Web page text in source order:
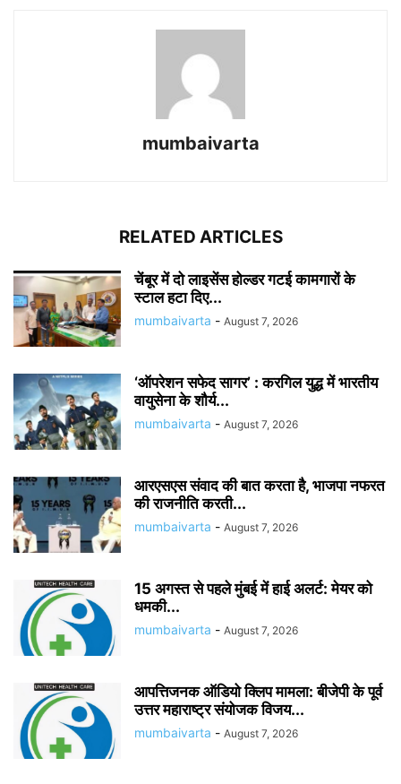
mumbaivarta
RELATED ARTICLES
चेंबूर में दो लाइसेंस होल्डर गटई कामगारों के
स्टाल हटा दिए...
mumbaivarta - August 7, 2026
‘ऑपरेशन सफेद सागर’ : करगिल युद्ध में भारतीय
वायुसेना के शौर्य...
mumbaivarta - August 7, 2026
आरएसएस संवाद की बात करता है, भाजपा नफरत
की राजनीति करती...
mumbaivarta - August 7, 2026
15 अगस्त से पहले मुंबई में हाई अलर्ट: मेयर को
धमकी...
mumbaivarta - August 7, 2026
आपत्तिजनक ऑडियो क्लिप मामला: बीजेपी के पूर्व
उत्तर महाराष्ट्र संयोजक विजय...
mumbaivarta - August 7, 2026